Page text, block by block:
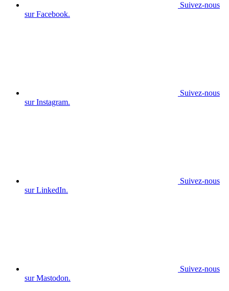
Suivez-nous
sur Facebook.
Suivez-nous
sur Instagram.
Suivez-nous
sur LinkedIn.
Suivez-nous
sur Mastodon.